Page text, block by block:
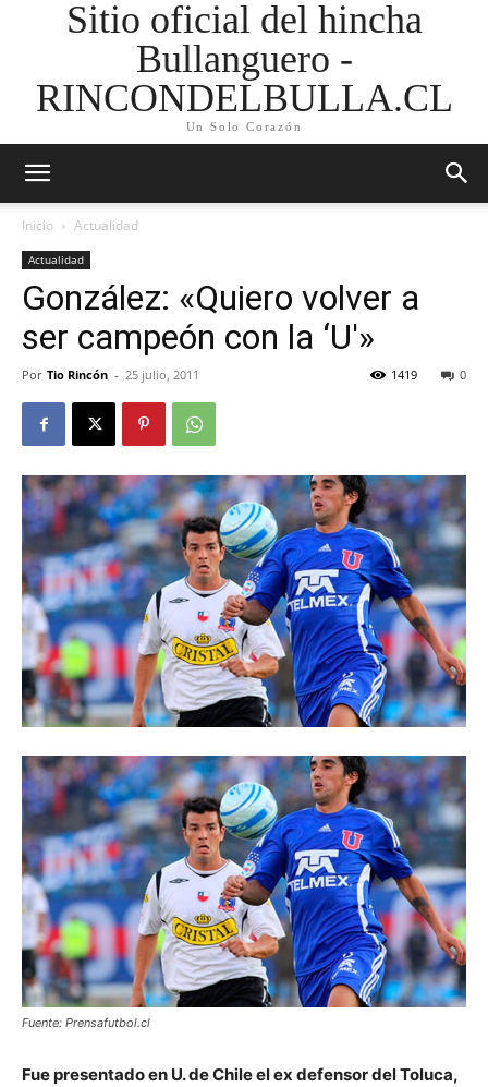
Sitio oficial del hincha
Bullanguero -
RINCONDELBULLA.CL
Un Solo Corazón
Inicio Actualidad
Actualidad
González: «Quiero volver a
ser campeón con la ‘U'»
Por Tio Rincón - 25 julio, 2011 0
1419
Fuente: Prensafutbol.cl
Fue presentado en U. de Chile el ex defensor del Toluca,